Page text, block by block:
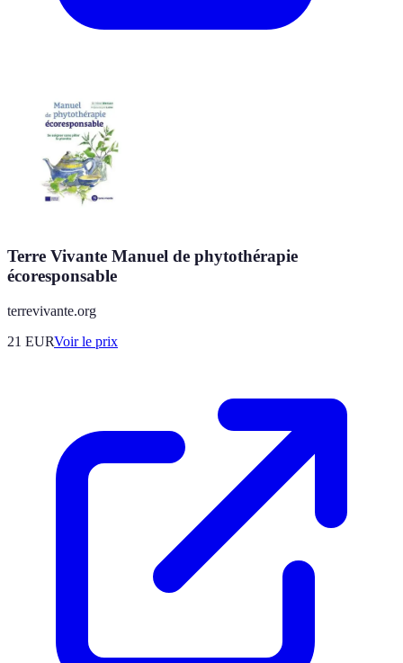
Terre Vivante Manuel de phytothérapie
écoresponsable
terrevivante.org
21 EURVoir le prix